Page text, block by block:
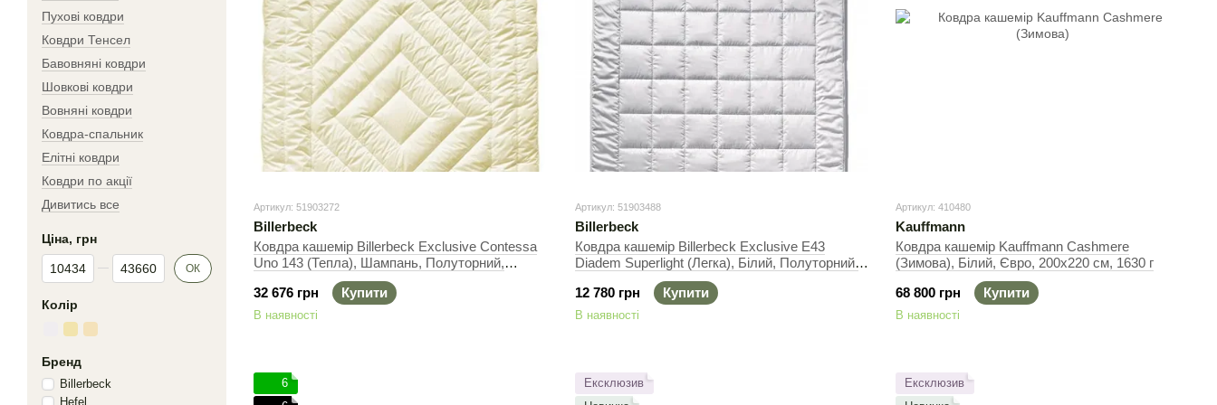
Артикул: 51903272
Billerbeck
Ковдра кашемір Billerbeck Exclusive Contessa
Uno 143 (Тепла), Шампань, Полуторний,
155х215 см, 1350 г
32 676 грн
Купити
В наявності
Артикул: 51903488
Billerbeck
Ковдра кашемір Billerbeck Exclusive E43
Diadem Superlight (Легка), Білий, Полуторний,
155х215 см, 650г
12 780 грн
Купити
В наявності
Артикул: 410480
Kauffmann
Ковдра кашемір Kauffmann Cashmere
(Зимова), Білий, Євро, 200х220 см, 1630 г
68 800 грн
Купити
В наявності
6
Ексклюзив
Ексклюзив
Пухові ковдри
Ковдри Тенсел
Бавовняні ковдри
Шовкові ковдри
Вовняні ковдри
Ковдра-спальник
Елітні ковдри
Ковдри по акції
Дивитись все
Ціна, грн
Від Ціна, грн
До Ціна, грн ОК
Колір
Бренд
Billerbeck
Hefel